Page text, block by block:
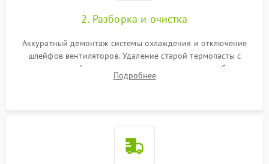
2. Разборка и очистка
Аккуратный демонтаж системы охлаждения и отключение
шлейфов вентиляторов. Удаление старой термопасты с
кристалла графического чипа и термопрокладок с банок
памяти и зоны VRM. Очистка платы от пыли и окислов.
Подробнее